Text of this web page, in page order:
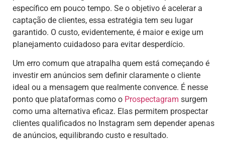
específico em pouco tempo. Se o objetivo é acelerar a
captação de clientes, essa estratégia tem seu lugar
garantido. O custo, evidentemente, é maior e exige um
planejamento cuidadoso para evitar desperdício.
Um erro comum que atrapalha quem está começando é
investir em anúncios sem definir claramente o cliente
ideal ou a mensagem que realmente convence. É nesse
ponto que plataformas como o Prospectagram surgem
como uma alternativa eficaz. Elas permitem prospectar
clientes qualificados no Instagram sem depender apenas
de anúncios, equilibrando custo e resultado.